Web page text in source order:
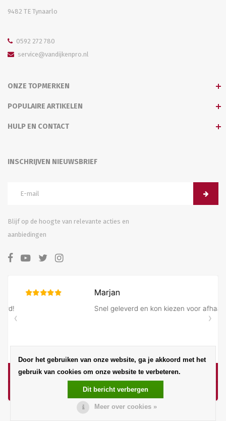
9482 TE Tynaarlo
0592 272 780
service@vandijkenpro.nl
ONZE TOPMERKEN
POPULAIRE ARTIKELEN
HULP EN CONTACT
INSCHRIJVEN NIEUWSBRIEF
Blijf op de hoogte van relevante acties en
aanbiedingen
Door het gebruiken van onze website, ga je akkoord met het
gebruik van cookies om onze website te verbeteren.
Dit bericht verbergen
Meer over cookies »